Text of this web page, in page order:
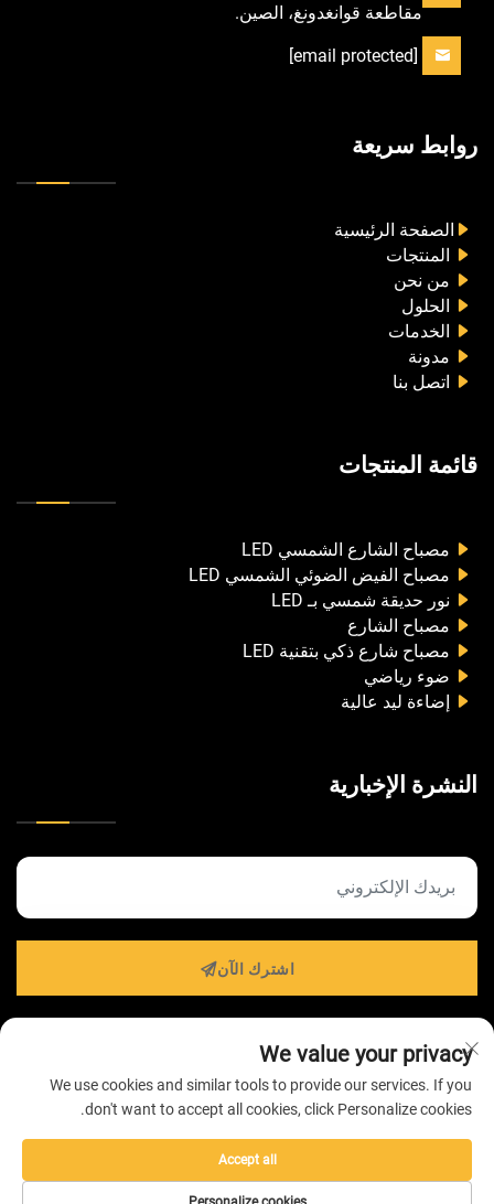
مقاطعة قوانغدونغ، الصين.
[email protected]
روابط سريعة
الصفحة الرئيسية
المنتجات
من نحن
الحلول
الخدمات
مدونة
اتصل بنا
قائمة المنتجات
مصباح الشارع الشمسي LED
مصباح الفيض الضوئي الشمسي LED
نور حديقة شمسي بـ LED
مصباح الشارع
مصباح شارع ذكي بتقنية LED
ضوء رياضي
إضاءة ليد عالية
النشرة الإخبارية
اشترك الآن
حقوق الطبع والنشر © 2026 بواسطة شركة ZHONGSHAN
HAIROLUX LIGHTING للتكنولوجيا المحدودة -
سياسة
We value your privacy
We use cookies and similar tools to provide our services. If you
don't want to accept all cookies, click Personalize cookies.
Accept all